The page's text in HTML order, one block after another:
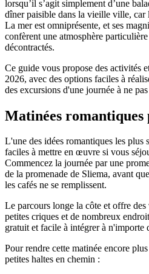
lorsqu’il s’agit simplement d’une
dîner paisible dans la vieille ville, car
La mer est omniprésente, et ses
confèrent une atmosphère
décontractés.
Ce guide vous propose des activités
2026, avec des options faciles à
des excursions d'une journée à ne
Matinées romantiques
L'une des idées romantiques les plus
faciles à mettre en œuvre si vous
Commencez la journée par une
de la promenade de Sliema, avant
les cafés ne se remplissent.
Le parcours longe la côte et offre des
petites criques et de nombreux
gratuit et facile à intégrer à n'importe
Pour rendre cette matinée encore
petites haltes en chemin :